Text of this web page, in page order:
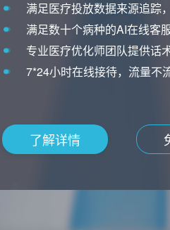
精准筛选优质投放渠道，让
线索分配，网销沉淀私域，
多种私域运营玩法，激活转
用户全流程行为洞察与分析
了解详情